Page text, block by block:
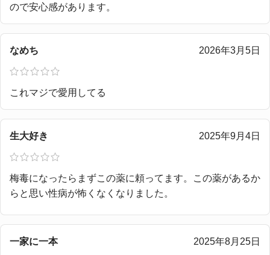
ので安心感があります。
なめち 2026年3月5日
これマジで愛用してる
生大好き 2025年9月4日
梅毒になったらまずこの薬に頼ってます。この薬があるか
らと思い性病が怖くなくなりました。
一家に一本 2025年8月25日